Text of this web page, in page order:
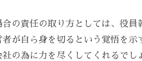
の責任の取り方としては、役員
が自ら身を切るという覚悟を
の為に力を尽くしてくれるでし